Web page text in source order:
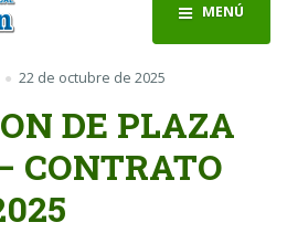
MENÚ
22 de octubre de 2025
DE PLAZA
CONTRATO